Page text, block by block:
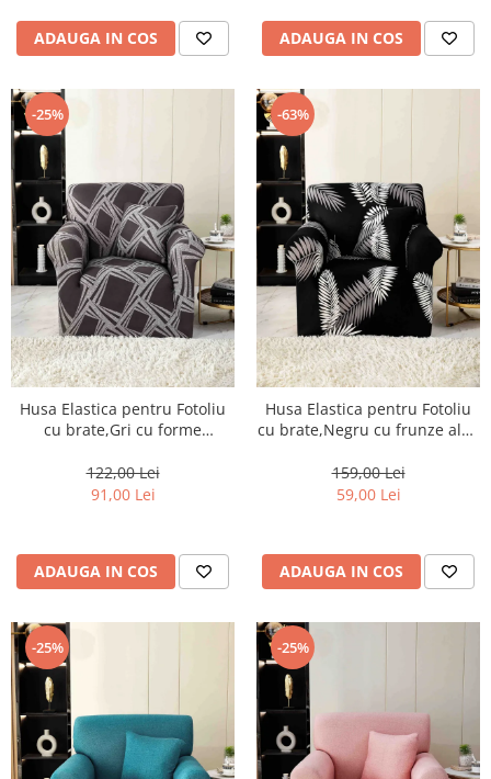
ADAUGA IN COS ADAUGA IN COS
-25%
Husa Elastica pentru Fotoliu
cu brate,Gri cu forme
122,00 Lei
91,00 Lei
ADAUGA IN COS
-63%
Husa Elastica pentru Fotoliu
cu brate,Negru cu frunze albe
159,00 Lei
59,00 Lei
ADAUGA IN COS
-25% -25%